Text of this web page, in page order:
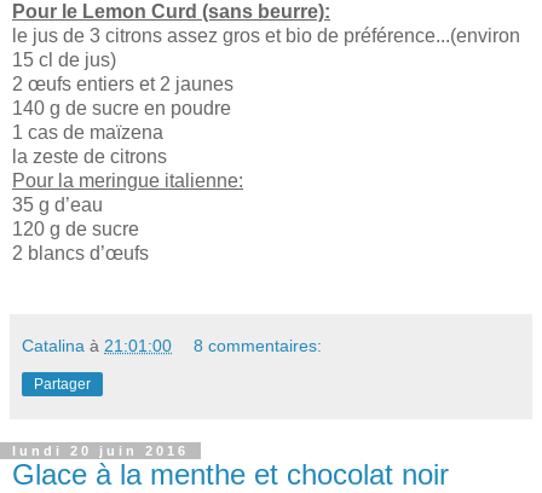
Pour le Lemon Curd (sans beurre):
le jus de 3 citrons assez gros et bio de préférence...(environ
15 cl de jus)
2 œufs entiers et 2 jaunes
140 g de sucre en poudre
1 cas de maïzena
la zeste de citrons
Pour la meringue italienne:
35 g d’eau
120 g de sucre
2 blancs d’œufs
Catalina à 21:01:00 8 commentaires:
Partager
lundi 20 juin 2016
Glace à la menthe et chocolat noir